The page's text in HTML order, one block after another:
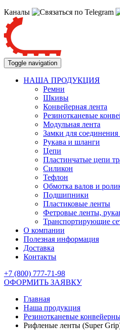
Каналы
Toggle navigation
НАША ПРОДУКЦИЯ
Ремни
Шкивы
Конвейерная лента
Резинотканевые
Модульная лента
Замки для
Рукава и шланги
Цепи
Пластинчатые цепи
Силикон
Тефлон
Обмотка валов и
Подшипники
Пластиковые ленты
Фетровые ленты,
Транспортирующие
О компании
Полезная информация
Доставка
Контакты
+7 (800) 777-71-98
ОФОРМИТЬ ЗАЯВКУ
Главная
Наша продукция
Резинотканевые
Рифленые ленты (Super